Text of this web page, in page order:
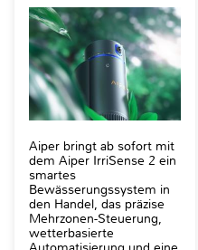
Aiper bringt ab sofort mit
dem Aiper IrriSense 2 ein
smartes
Bewässerungssystem in
den Handel, das präzise
Mehrzonen-Steuerung,
wetterbasierte